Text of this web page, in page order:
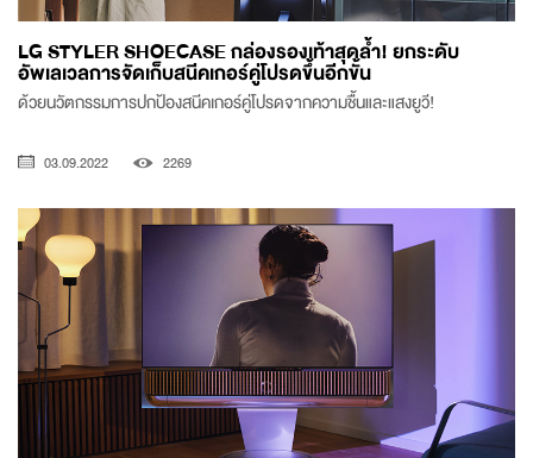
LG STYLER SHOECASE กล่องรองเท้าสุดล้ำ! ยกระดับ
อัพเลเวลการจัดเก็บสนีคเกอร์คู่โปรดขึ้นอีกขั้น
ด้วยนวัตกรรมการปกป้องสนีคเกอร์คู่โปรดจากความชื้นและแสงยูวี!
03.09.2022 2269